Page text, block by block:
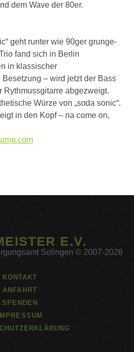
dem Wave der 80er.
geht runter wie 90ger grunge-
fand sich in Berlin
in klassischer
– wird jetzt der Bass
Rythmussgitarre abgezweigt.
Würze von „soda sonic“.
in den Kopf – na come on,
E.V.
Solingen © 2007-2026
KONTAKT
ANFAHRT
SPENDEN
IMPRESSUM